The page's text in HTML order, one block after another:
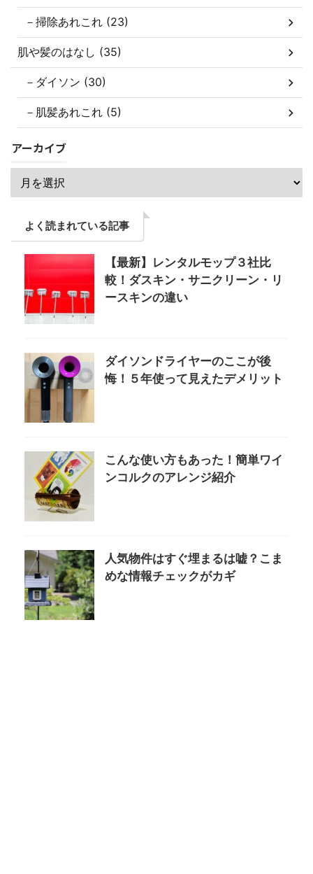
－掃除あれこれ (23)
肌や髪のはなし (35)
－ダイソン (30)
－肌髪あれこれ (5)
アーカイブ
よく読まれている記事
【最新】レンタルモップ３社比
較！ダスキン・サニクリーン・リ
ースキンの違い
ダイソンドライヤーのここが後
悔！５年使って見えたデメリット
こんな使い方もあった！簡単ワイ
ンコルクのアレンジ紹介
人気物件はすぐ埋まるは嘘？こま
めな情報チェックがカギ